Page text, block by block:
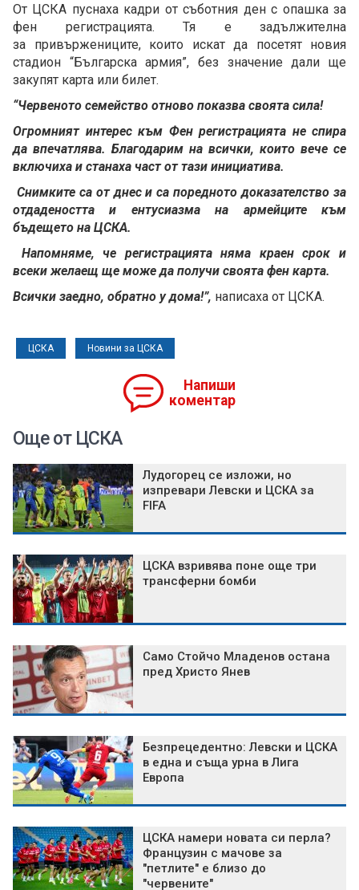
От ЦСКА пуснаха кадри от съботния ден с опашка за
фен регистрацията. Тя е задължителна
за привържениците, които искат да посетят новия
стадион “Българска армия”, без значение дали ще
закупят карта или билет.
“Червеното семейство отново показва своята сила!
Огромният интерес към Фен регистрацията не спира
да впечатлява. Благодарим на всички, които вече се
включиха и станаха част от тази инициатива.
Снимките са от днес и са поредното доказателство за
отдадеността и ентусиазма на армейците към
бъдещето на ЦСКА.
Напомняме, че регистрацията няма краен срок и
всеки желаещ ще може да получи своята фен карта.
Всички заедно, обратно у дома!”, написаха от ЦСКА.
ЦСКА Новини за ЦСКА
Напиши
коментар
Още от ЦСКА
Лудогорец се изложи, но
изпревари Левски и ЦСКА за
FIFA
ЦСКА взривява поне още три
трансферни бомби
Само Стойчо Младенов остана
пред Христо Янев
Безпрецедентно: Левски и ЦСКА
в една и съща урна в Лига
Европа
ЦСКА намери новата си перла?
Французин с мачове за
"петлите" е близо до
"червените"